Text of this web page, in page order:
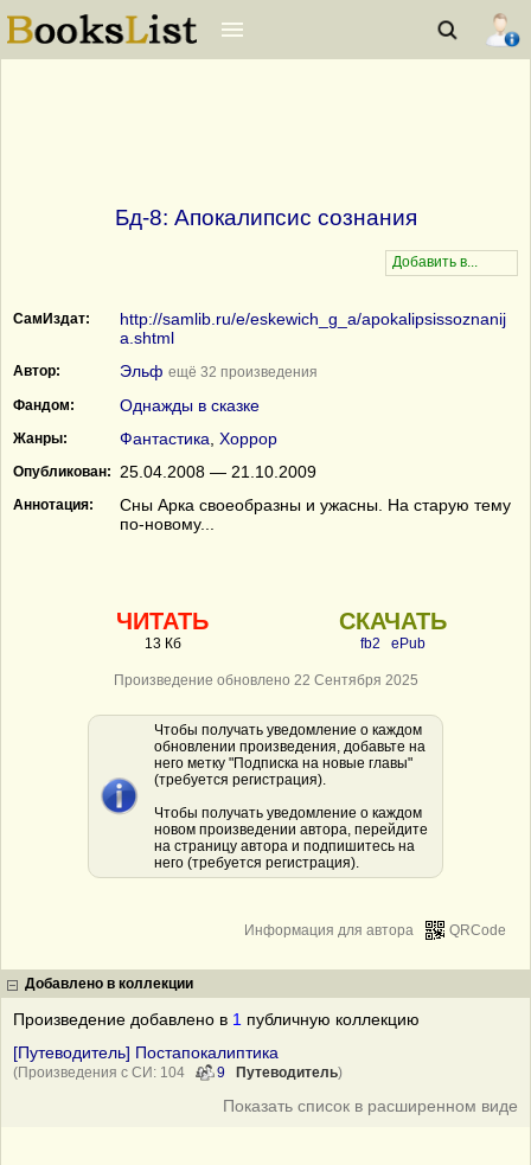
Бд-8: Апокалипсис сознания
СамИздат:
http://samlib.ru/e/eskewich_g_a/apokalipsissoznanij
a.shtml
Автор: Эльф ещё 32 произведения
Фандом:
Однажды в сказке
Жанры: Фантастика Хоррор
Опубликован: 25.04.2008 — 21.10.2009
Аннотация:
Сны Арка своеобразны и ужасны. На старую тему
по-новому...
ЧИТАТЬ
13 Кб
СКАЧАТЬ
fb2 ePub
Произведение обновлено 22 Сентября 2025
Чтобы получать уведомление о каждом
обновлении произведения, добавьте на
него метку "Подписка на новые главы"
(требуется регистрация).
Чтобы получать уведомление о каждом
новом произведении автора, перейдите
на страницу автора и подпишитесь на
него (требуется регистрация).
QRCode
Информация для автора
Добавлено в коллекции
Произведение добавлено в 1 публичную коллекцию
[Путеводитель] Постапокалиптика
(Произведения с СИ: 104 9 Путеводитель)
Показать список в расширенном виде